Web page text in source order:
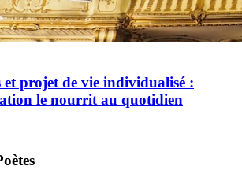
et projet de vie individualisé :
le nourrit au quotidien